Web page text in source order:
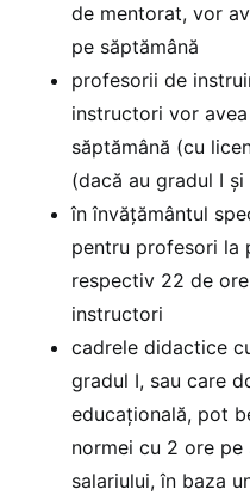
de mentorat, vor
pe săptămână
profesorii de
instructori vor
săptămână (cu
(dacă au gradul I
în învățământul
pentru profesori la
respectiv 22 de
instructori
cadrele didactice
gradul I, sau care
educațională, pot
normei cu 2 ore pe
salariului, în baza